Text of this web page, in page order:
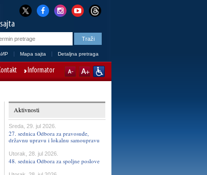
Mapa sajta Detaljna pretraga
Informator
Aktivnosti
Sreda, 29. jul 2026.
27. sednica Odbora za pravosuđe,
državnu upravu i lokalnu samoupravu
Utorak, 28. jul 2026.
48. sednica Odbora za spoljne poslove